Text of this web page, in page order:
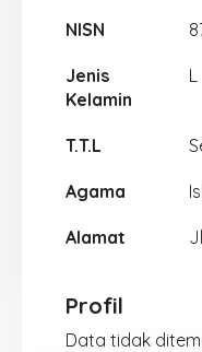
NISN
Jenis
Kelamin
L
T.T.L
Agama
Alamat
Profil
Data tidak